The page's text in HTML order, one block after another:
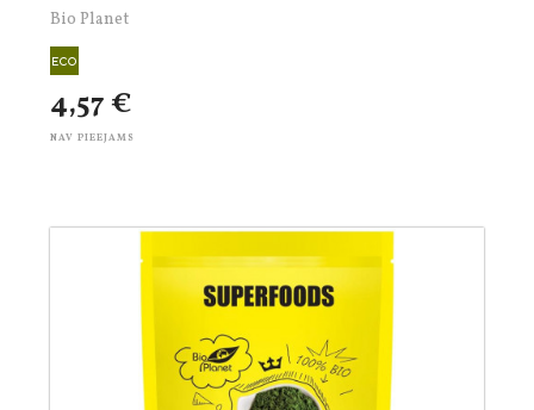
Bio Planet
4,57 €
NAV PIEEJAMS